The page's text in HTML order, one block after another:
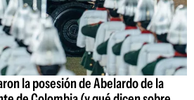
la posesión de Abelardo de la